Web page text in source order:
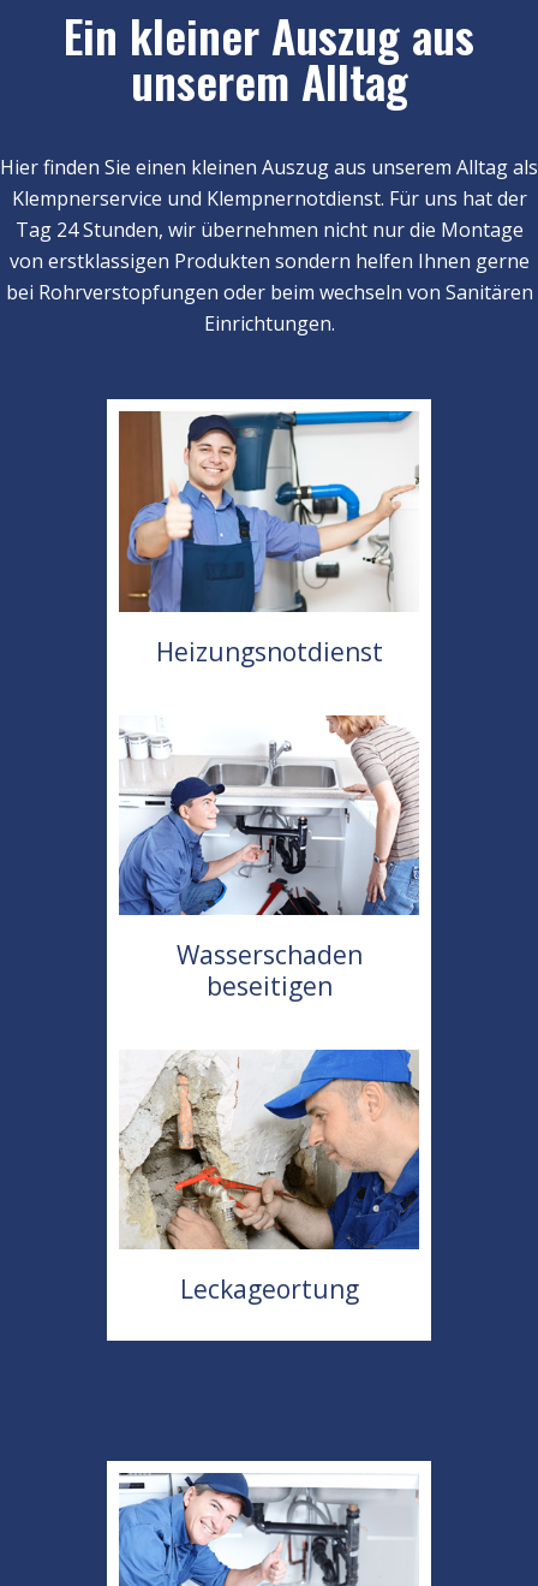
Ein kleiner Auszug aus
unserem Alltag
Hier finden Sie einen kleinen Auszug aus unserem Alltag als
Klempnerservice und Klempnernotdienst. Für uns hat der
Tag 24 Stunden, wir übernehmen nicht nur die Montage
von erstklassigen Produkten sondern helfen Ihnen gerne
bei Rohrverstopfungen oder beim wechseln von Sanitären
Einrichtungen.
Heizungsnotdienst
Wasserschaden
beseitigen
Leckageortung